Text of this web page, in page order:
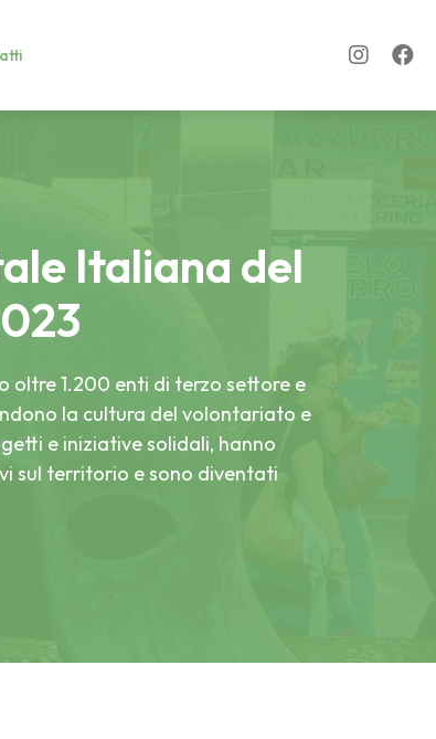
Italiana del
oltre 1.200 enti di terzo settore e
la cultura del volontariato e
e iniziative solidali, hanno
sul territorio e sono diventati